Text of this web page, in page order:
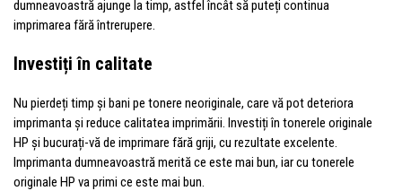
dumneavoastră ajunge la timp, astfel încât să puteți continua
imprimarea fără întrerupere.
Investiți în calitate
Nu pierdeți timp și bani pe tonere neoriginale, care vă pot deteriora
imprimanta și reduce calitatea imprimării. Investiți în tonerele originale
HP și bucurați-vă de imprimare fără griji, cu rezultate excelente.
Imprimanta dumneavoastră merită ce este mai bun, iar cu tonerele
originale HP va primi ce este mai bun.